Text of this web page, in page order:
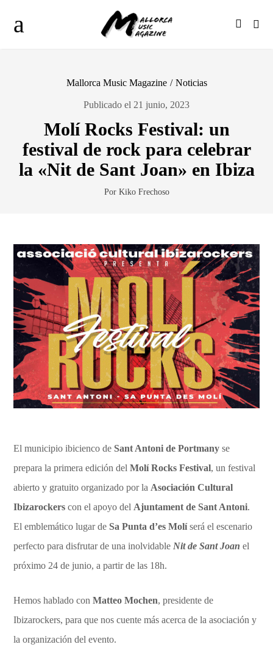
Mallorca Music Magazine / Noticias
Publicado el 21 junio, 2023
Molí Rocks Festival: un
festival de rock para celebrar
la «Nit de Sant Joan» en Ibiza
Por Kiko Frechoso
El municipio ibicienco de Sant Antoni de Portmany se
prepara la primera edición delMolí Rocks Festival, un festival
abierto y gratuito organizado por la Asociación Cultural
Ibizarockers con el apoyo del Ajuntament de Sant Antoni.
El emblemático lugar de Sa Punta d’es Molíserá el escenario
perfecto para disfrutar de una inolvidable Nit de Sant Joan el
próximo 24 de junio, a partir de las 18h.
Hemos hablado conMatteo Mochen, presidente de
Ibizarockers, para que nos cuente más acerca de la asociación y
la organización del evento.